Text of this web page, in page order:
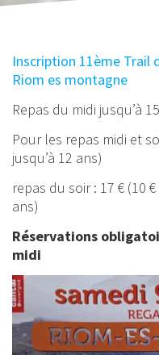
Inscription 11ème Trail
Riom es montagne
Repas du midi jusqu’à
Pour les repas midi et
jusqu’à 12 ans)
repas du soir : 17 € (10
ans)
Réservations
midi